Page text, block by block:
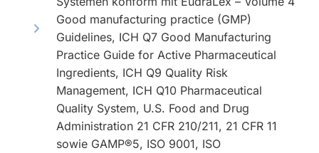
Good manufacturing practice (GMP)
Guidelines, ICH Q7 Good Manufacturing
Practice Guide for Active Pharmaceutical
Ingredients, ICH Q9 Quality Risk
Management, ICH Q10 Pharmaceutical
Quality System, U.S. Food and Drug
Administration 21 CFR 210/211, 21 CFR 11
sowie GAMP®5, ISO 9001, ISO